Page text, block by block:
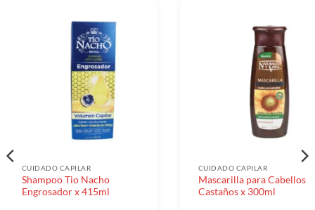
CUIDADO CAPILAR
Shampoo Tio Nacho
Engrosador x 415ml
CUIDADO CAPILAR
Mascarilla para Cabellos
Castaños x 300ml